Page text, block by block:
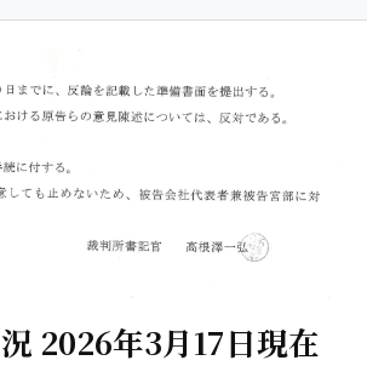
2026年3月17日現在